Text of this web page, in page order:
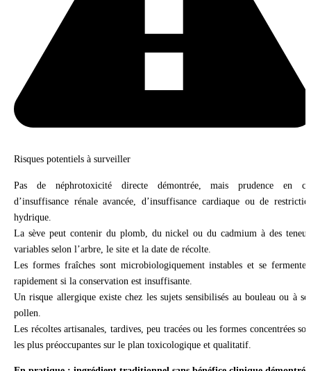
Risques potentiels à surveiller
Pas de néphrotoxicité directe démontrée, mais prudence en
d’insuffisance rénale avancée, d’insuffisance cardiaque ou de
hydrique.
La sève peut contenir du plomb, du nickel ou du cadmium à des
variables selon l’arbre, le site et la date de récolte.
Les formes fraîches sont microbiologiquement instables et se
rapidement si la conservation est insuffisante.
Un risque allergique existe chez les sujets sensibilisés au bouleau ou à
pollen.
Les récoltes artisanales, tardives, peu tracées ou les formes concentrées
les plus préoccupantes sur le plan toxicologique et qualitatif.